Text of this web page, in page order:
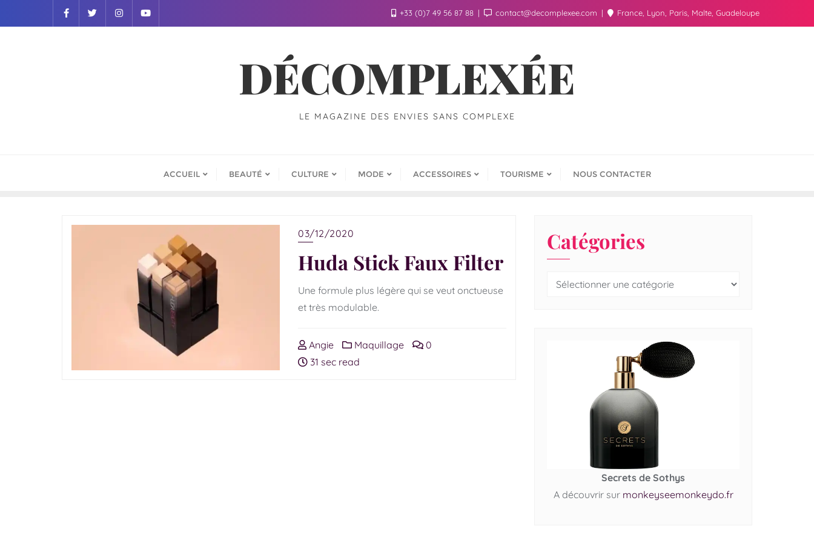
+33 (0)7 49 56 87 88 contact@decomplexee.com France, Lyon, Paris, Malte, Guadeloupe
DÉCOMPLEXÉE
LE MAGAZINE DES ENVIES SANS COMPLEXE
ACCUEIL BEAUTÉ CULTURE MODE ACCESSOIRES TOURISME NOUS CONTACTER
03/12/2020
Huda Stick Faux Filter
Une formule plus légère qui se veut onctueuse
et très modulable.
Angie Maquillage
0
31 sec read
Catégories
Secrets de Sothys
A découvrir sur monkeyseemonkeydo.fr